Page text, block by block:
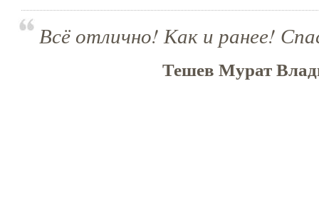
Всё отлично! Как и ранее!
Тешев Мурат